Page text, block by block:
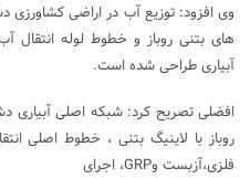
وی افزود: توزیع آب در اراضی
های بتنی روباز و خطوط لوله انتقال
آبیاری طراحی شده است.
فلزی،آزبست وGRP، اجرای